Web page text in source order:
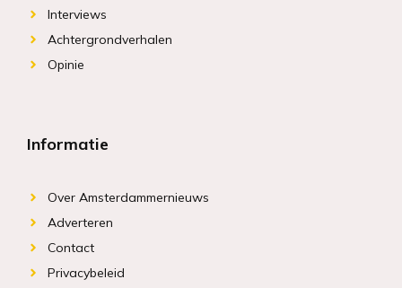
Interviews
Achtergrondverhalen
Opinie
Informatie
Over Amsterdammernieuws
Adverteren
Contact
Privacybeleid